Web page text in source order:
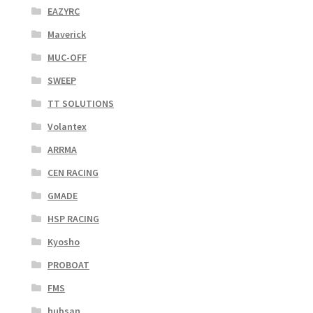
EAZYRC
Maverick
MUC-OFF
SWEEP
TT SOLUTIONS
Volantex
ARRMA
CEN RACING
GMADE
HSP RACING
Kyosho
PROBOAT
FMS